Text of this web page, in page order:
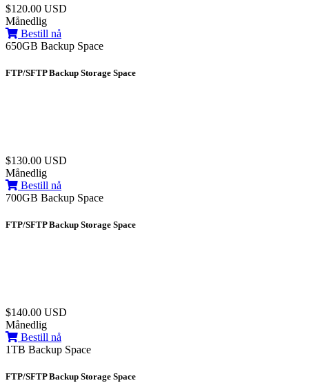
$120.00 USD
Månedlig
Bestill nå
650GB Backup Space
FTP/SFTP Backup Storage Space
$130.00 USD
Månedlig
Bestill nå
700GB Backup Space
FTP/SFTP Backup Storage Space
$140.00 USD
Månedlig
Bestill nå
1TB Backup Space
FTP/SFTP Backup Storage Space